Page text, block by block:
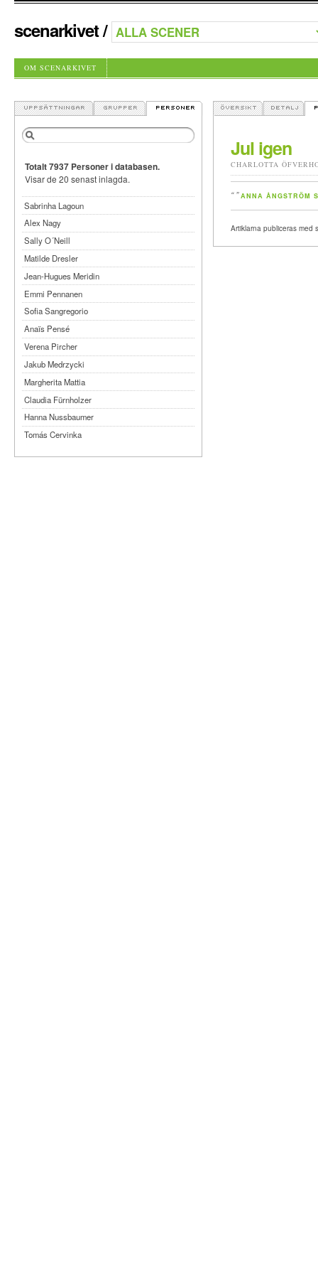
scenarkivet/
OM SCENARKIVET
Jul igen
CHARLOTTA
“ ” ANNA ÅNGSTRÖM
Artiklarna publiceras med
Totalt 7937 Personer i databasen.
Visar de 20 senast inlagda.
Sabrinha Lagoun
Alex Nagy
Sally O´Neill
Matilde Dresler
Jean-Hugues Meridin
Emmi Pennanen
Sofia Sangregorio
Anaïs Pensé
Verena Pircher
Jakub Medrzycki
Margherita Mattia
Claudia Fürnholzer
Hanna Nussbaumer
Tomás Cervinka